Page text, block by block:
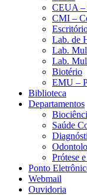
CEUA –
CMI –
Lab. de
Lab.
Lab.
Biotério
EMU –
Biblioteca
Departamentos
Saúde
Prótese
Ponto
Webmail
Ouvidoria